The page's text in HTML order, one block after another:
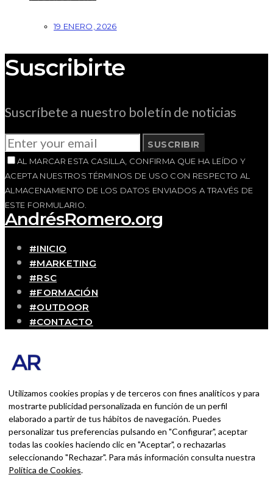
19 ENERO, 2026
Suscribirte
Suscríbete a nuestro boletín de noticias
SUSCRIBIR
AL MARCAR ESTA CASILLA, CONFIRMA QUE HA LEÍDO Y
ACEPTA NUESTROS TÉRMINOS DE USO CON RESPECTO AL
ALMACENAMIENTO DE LOS DATOS ENVIADOS A TRAVÉS DE
ESTE FORMULARIO.
AndrésRomero.org
#INICIO
#MARKETING
#RSC
#FORMACIÓN
#OUTDOOR
#CONTACTO
Blog personal y profesional de Andrés Romero.
persona que disfruta con lo que hace cada día
BUSCAR POR:
BUSCAR
Ingresa las palabras de la búsqueda y presiona
Enter.
Utilizamos cookies propias y de terceros con fines analíticos y para
mostrarte publicidad personalizada en función de un perfil
elaborado a partir de tus hábitos de navegación. Puedes
personalizar tus preferencias pulsando en "Configurar", aceptar
todas las cookies haciendo clic en "Aceptar", o rechazarlas
seleccionando "Rechazar". Para más información consulta nuestra
Política de Cookies.